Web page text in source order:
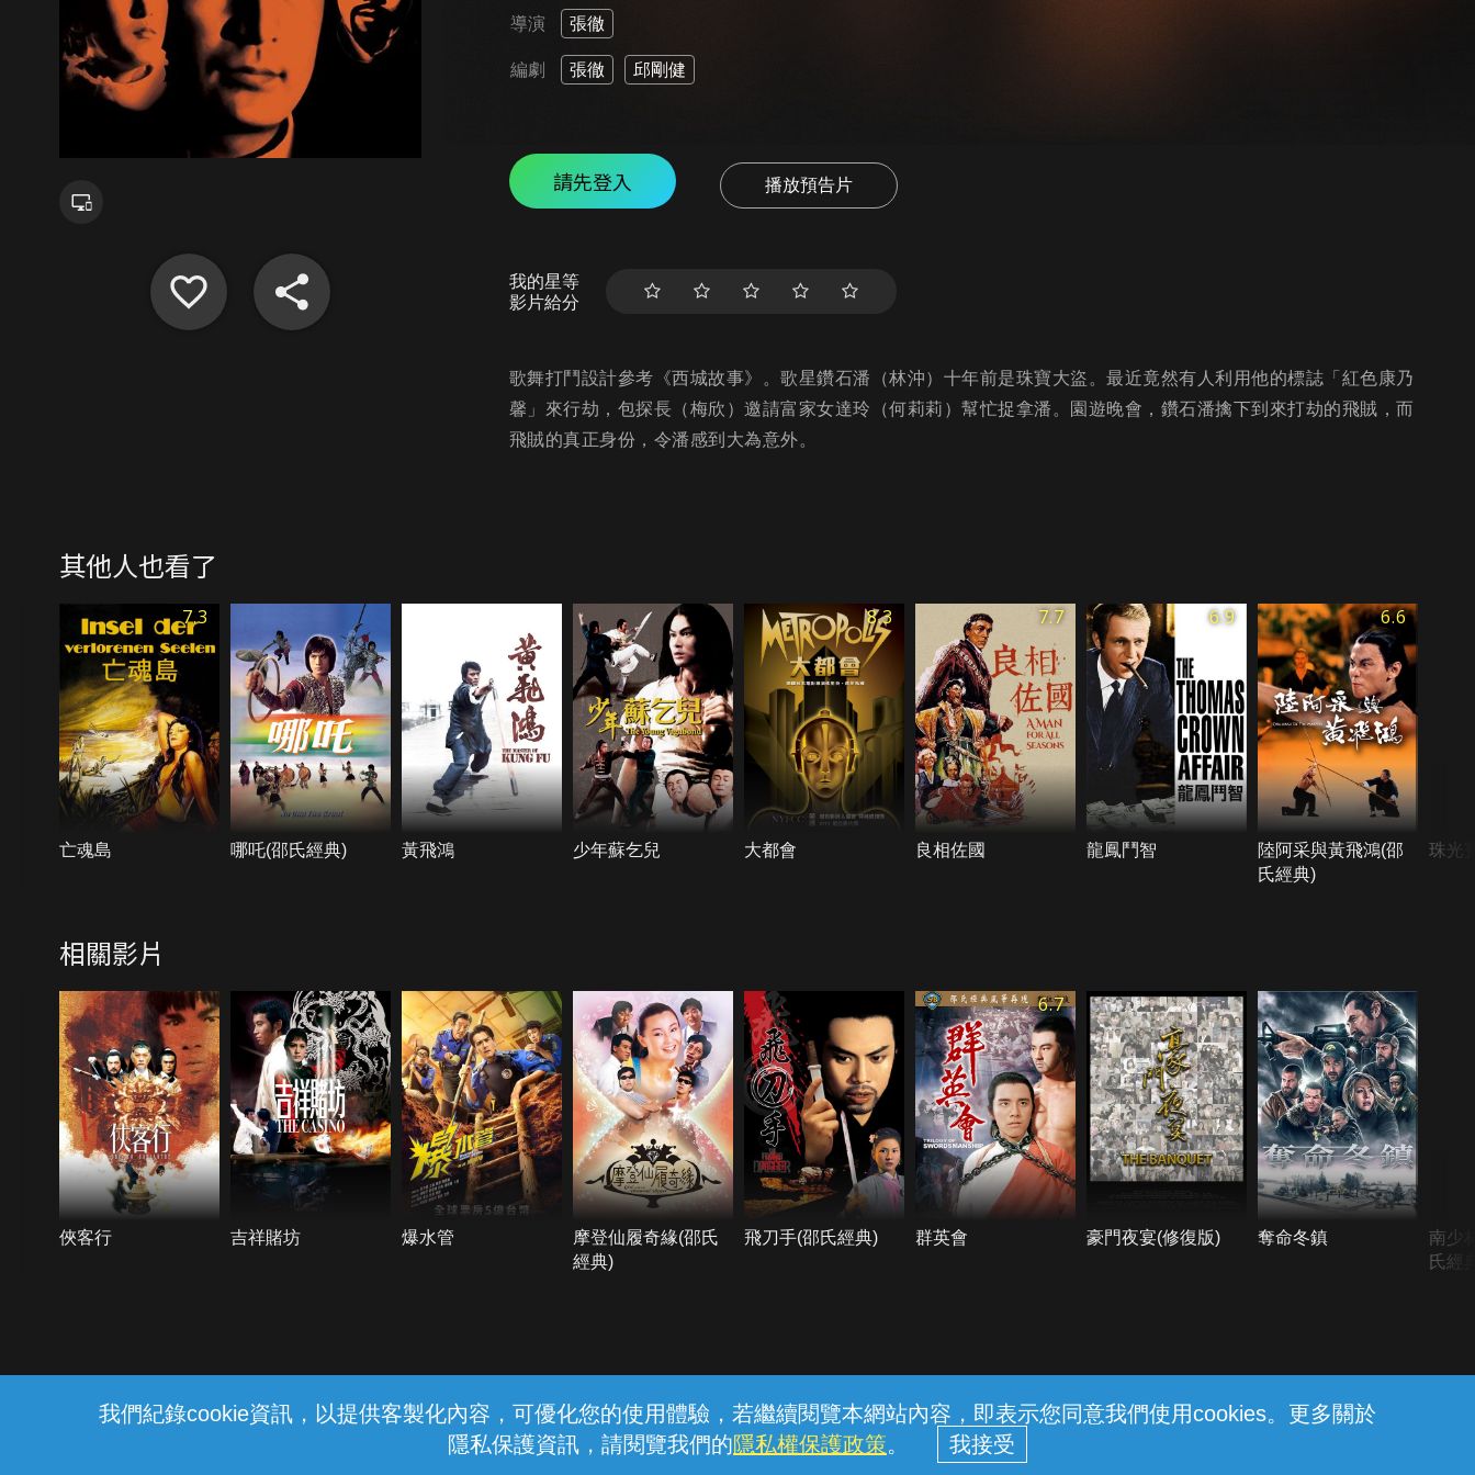
我們紀錄cookie資訊，以提供客製化內容，可優化您的使用體驗，若繼續閱覽本網站內容，即表示您同意我們使用cookies。更多關於
隱私保護資訊，請閱覽我們的隱私權保護政策。
導演 張徹
編劇 張徹 邱剛健
請先登入 播放預告片
我的星等
影片給分
歌舞打鬥設計參考《西城故事》。歌星鑽石潘（林沖）十年前是珠寶大盜。最近竟然有人利用他的標誌「紅色康乃
馨」來行劫，包探長（梅欣）邀請富家女達玲（何莉莉）幫忙捉拿潘。園遊晚會，鑽石潘擒下到來打劫的飛賊，而
飛賊的真正身份，令潘感到大為意外。
其他人也看了
7.3
亡魂島 哪吒(邵氏經典) 黃飛鴻 少年蘇乞兒
8.3
大都會
7.7
良相佐國
6.9
龍鳳鬥智
6.6
陸阿采與黃飛鴻(邵
氏經典)
珠光
相關影片
俠客行 吉祥賭坊 爆水管
摩登仙履奇緣(邵氏
經典)
飛刀手(邵氏經典)
6.7
群英會 豪門夜宴(修復版) 奪命冬鎮
南少
氏經
線上客服 服務條款 隱私權保護
中華電信股份有限公司個人家庭分公司 (統一編號：96979949) © 2026